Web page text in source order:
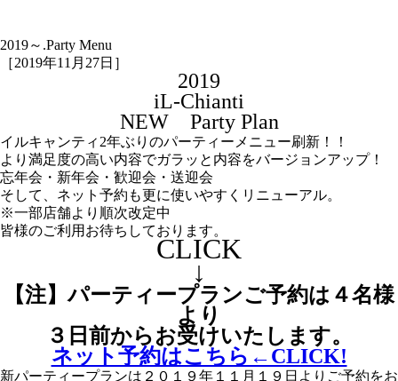
2019～.Party Menu
［2019年11月27日］
2019
iL-Chianti
NEW Party Plan
イルキャンティ2年ぶりのパーティーメニュー刷新！！
より満足度の高い内容でガラッと内容をバージョンアップ！
忘年会・新年会・歓迎会・送迎会
そして、ネット予約も更に使いやすくリニューアル。
※一部店舗より順次改定中
皆様のご利用お待ちしております。
CLICK
↓
【注】パーティープランご予約は４名様
より
３日前からお受けいたします。
ネット予約はこちら←CLICK!
新パーティープランは２０１９年１１月１９日よりご予約をお